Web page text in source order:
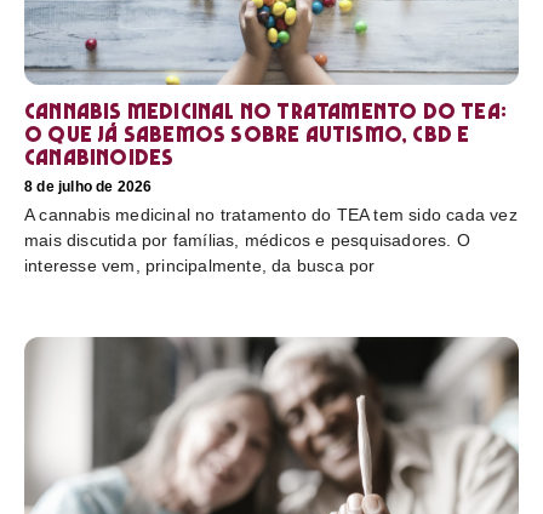
Cannabis medicinal no tratamento do TEA:
o que já sabemos sobre autismo, CBD e
canabinoides
8 de julho de 2026
A cannabis medicinal no tratamento do TEA tem sido cada vez
mais discutida por famílias, médicos e pesquisadores. O
interesse vem, principalmente, da busca por